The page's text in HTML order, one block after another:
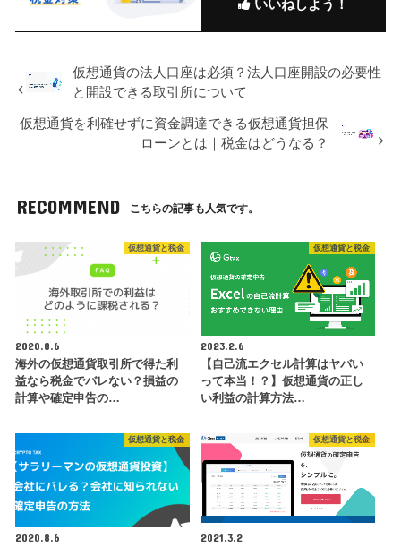
いいねしよう！
仮想通貨の法人口座は必須？法人口座開設の必要性
と開設できる取引所について
仮想通貨を利確せずに資金調達できる仮想通貨担保
ローンとは｜税金はどうなる？
RECOMMEND こちらの記事も人気です。
仮想通貨と税金
2020.8.6
海外の仮想通貨取引所で得た利
益なら税金でバレない？損益の
計算や確定申告の…
仮想通貨と税金
2023.2.6
【自己流エクセル計算はヤバい
って本当！？】仮想通貨の正し
い利益の計算方法…
仮想通貨と税金
2020.8.6
仮想通貨と税金
2021.3.2